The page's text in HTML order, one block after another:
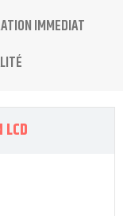
IMMEDIAT